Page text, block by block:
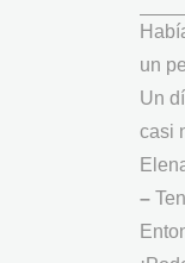
un
Un
casi
–